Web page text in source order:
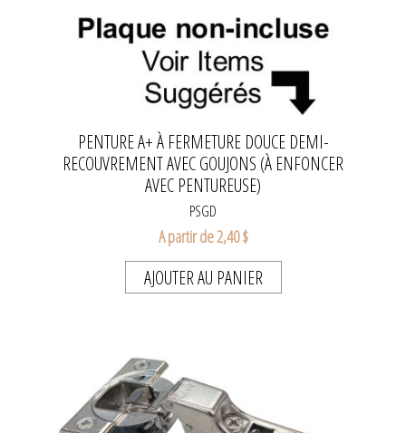
PENTURE A+ À FERMETURE DOUCE DEMI-
RECOUVREMENT AVEC GOUJONS (À ENFONCER
AVEC PENTUREUSE)
PSGD
A partir de 2,40 $
AJOUTER AU PANIER